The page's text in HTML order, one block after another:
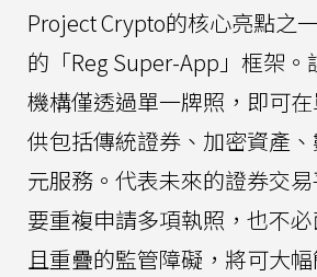
Project Crypto的核心亮點之
的「Reg Super-App」框架。
機構僅透過單一牌照，即可
供包括傳統證券、加密資產
元服務。代表未來的證券交
要重複申請多項執照，也不
且重疊的監管障礙，將可大